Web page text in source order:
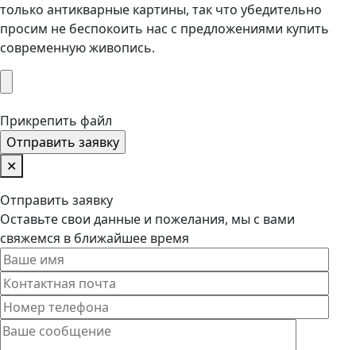
только антикварные картины, так что убедительно
просим не беспокоить нас с предложениями купить
современную живопись.
Прикрепить файл
✕
Отправить заявку
Оставьте свои данные и пожелания, мы с вами
свяжемся в ближайшее время